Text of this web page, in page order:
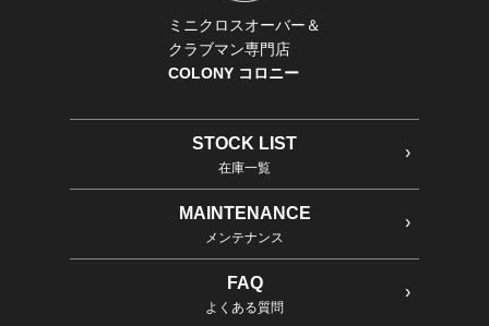
ミニクロスオーバー＆
クラブマン専門店
COLONY コロニー
STOCK LIST
在庫一覧
MAINTENANCE
メンテナンス
FAQ
よくある質問